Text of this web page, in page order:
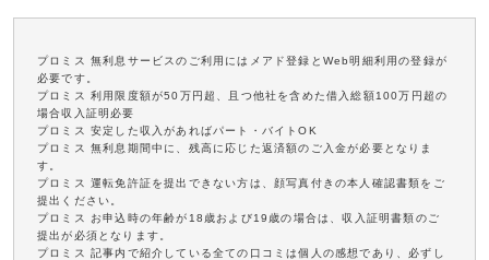
プロミス 無利息サービスのご利用にはメアド登録とWeb明細利用の登録が
必要です。
プロミス 利用限度額が50万円超、且つ他社を含めた借入総額100万円超の
場合収入証明必要
プロミス 安定した収入があればパート・バイトOK
プロミス 無利息期間中に、残高に応じた返済額のご入金が必要となりま
す。
プロミス 運転免許証を提出できない方は、顔写真付きの本人確認書類をご
提出ください。
プロミス お申込時の年齢が18歳および19歳の場合は、収入証明書類のご
提出が必須となります。
プロミス 記事内で紹介している全ての口コミは個人の感想であり、必ずし